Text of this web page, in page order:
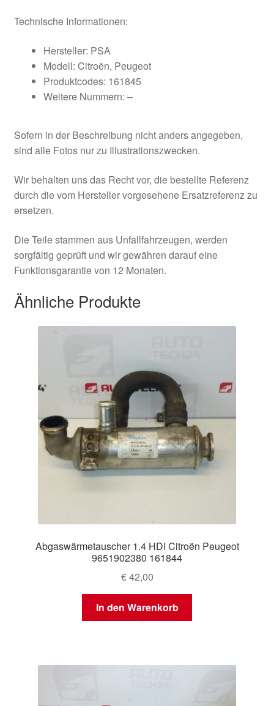
Technische Informationen:
Hersteller: PSA
Modell: Citroën, Peugeot
Produktcodes: 161845
Weitere Nummern: –
Sofern in der Beschreibung nicht anders angegeben,
sind alle Fotos nur zu Illustrationszwecken.
Wir behalten uns das Recht vor, die bestellte Referenz
durch die vom Hersteller vorgesehene Ersatzreferenz zu
ersetzen.
Die Teile stammen aus Unfallfahrzeugen, werden
sorgfältig geprüft und wir gewähren darauf eine
Funktionsgarantie von 12 Monaten.
Ähnliche Produkte
Abgaswärmetauscher 1.4 HDI Citroën Peugeot
9651902380 161844
€42,00
In den Warenkorb